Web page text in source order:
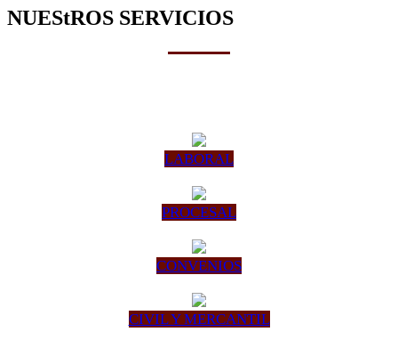
NUEStROS SERVICIOS
LABORAL
PROCESAL
CONVENIOS
CIVIL Y MERCANTIL